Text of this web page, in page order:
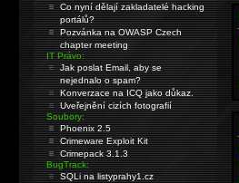
Co nyní dělají zakladatelé hacking
portálů?
Pozvánka na OWASP Czech
chapter meeting
IT Právo:
Jak poslat Email, aby se
nejednalo o spam?
Konverzace na ICQ jako důkaz.
Uveřejnění cizích fotografií
Soubory:
Phoenix 2.5
Crimeware Exploit Kit
Crimepack 3.1.3
BugTrack:
SQLi na listyprahy1.cz